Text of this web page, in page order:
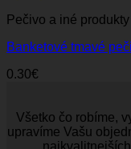
Pečivo a iné produkty
Banketové tmavé
0.30€
Všetko čo robíme,
upravíme Vašu